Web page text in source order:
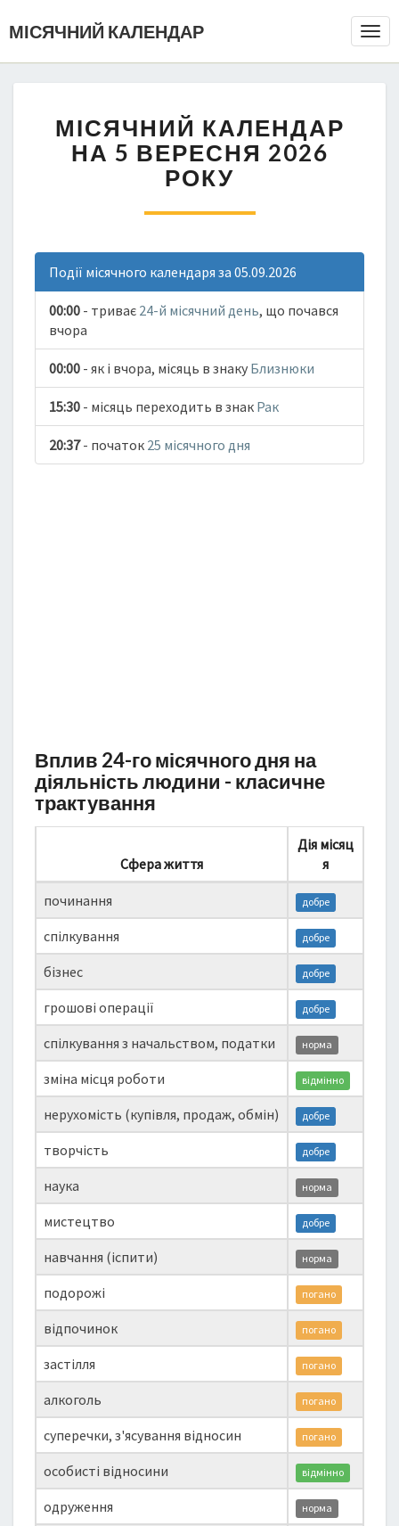
МІСЯЧНИЙ КАЛЕНДАР
МІСЯЧНИЙ КАЛЕНДАР
НА 5 ВЕРЕСНЯ 2026
РОКУ
Події місячного календаря за 05.09.2026
00:00 - триває 24-й місячний день, що почався
вчора
00:00 - як і вчора, місяць в знаку Близнюки
15:30 - місяць переходить в знак Рак
20:37- початок 25 місячного дня
Вплив 24-го місячного дня на
діяльність людини - класичне
трактування
Сфера життя
Дія місяц
я
починання добре
спілкування добре
бізнес добре
грошові операції добре
спілкування з начальством, податки норма
зміна місця роботи відмінно
нерухомість (купівля, продаж, обмін) добре
творчість добре
наука норма
мистецтво добре
навчання (іспити) норма
подорожі погано
відпочинок погано
застілля погано
алкоголь погано
суперечки, з'ясування відносин погано
особисті відносини відмінно
одруження норма